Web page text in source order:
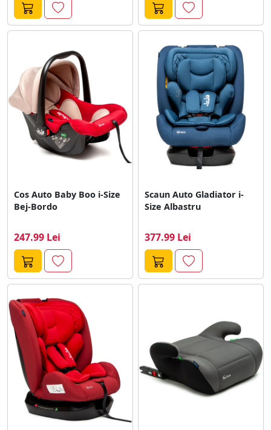
Cos Auto Baby Boo i-Size
Bej-Bordo
247.99 Lei
Scaun Auto Gladiator i-
Size Albastru
377.99 Lei